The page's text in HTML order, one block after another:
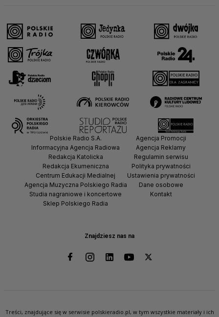
Znajdziesz nas na
Polskie Radio S.A.
Informacyjna Agencja Radiowa
Redakcja Katolicka
Redakcja Ekumeniczna
Centrum Edukacji Medialnej
Agencja Muzyczna Polskiego Radia
Studia nagraniowe i koncertowe
Sklep Polskiego Radia
Agencja Promocji
Agencja Reklamy
Regulamin serwisu
Polityka prywatności
Ustawienia prywatności
Dane osobowe
Kontakt
Treści, znajdujące się w serwisie polskieradio.pl, w tym wszystkie materiały i ich